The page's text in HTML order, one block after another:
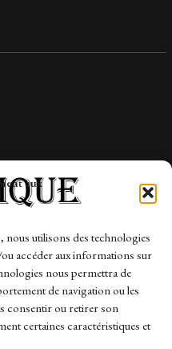
aux
nous utilisons des technologies
accéder aux informations sur
nous permettra de
de navigation ou les
consentir ou retirer son
certaines caractéristiques et